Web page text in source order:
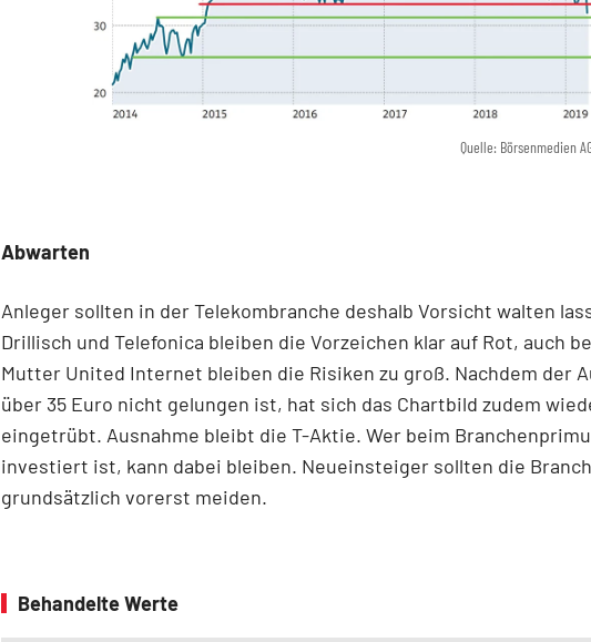
Quelle: Börsenmedien
Abwarten
Anleger sollten in der Telekombranche deshalb Vorsicht walten
Drillisch und Telefonica bleiben die Vorzeichen klar auf Rot, auch
Mutter United Internet bleiben die Risiken zu groß. Nachdem der
über 35 Euro nicht gelungen ist, hat sich das Chartbild zudem
eingetrübt. Ausnahme bleibt die T-Aktie. Wer beim
investiert ist, kann dabei bleiben. Neueinsteiger sollten die
grundsätzlich vorerst meiden.
Behandelte Werte